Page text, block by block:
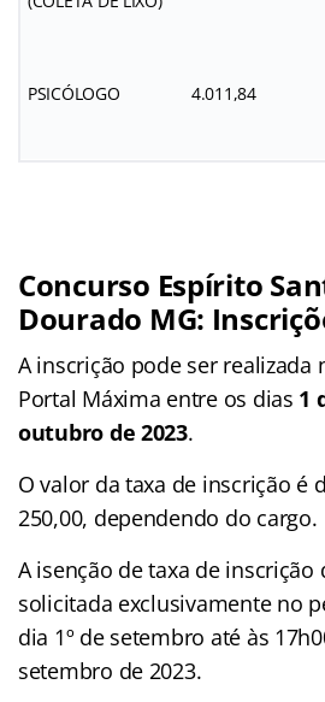
PSICÓLOGO
4.011,84
Concurso Espírito
Dourado MG:
A inscrição pode ser realizada
Portal Máxima entre os dias 1
outubro de 2023.
O valor da taxa de inscrição é
250,00, dependendo do cargo.
A isenção de taxa de inscrição
solicitada exclusivamente no
dia 1º de setembro até às
setembro de 2023.